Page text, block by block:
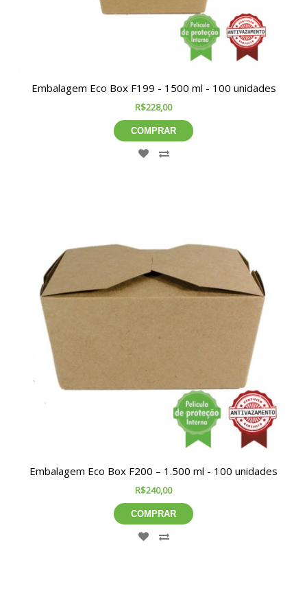
Embalagem Eco Box F199 - 1500 ml - 100 unidades
R$228,00
COMPRAR
Embalagem Eco Box F200 – 1.500 ml - 100 unidades
R$240,00
COMPRAR